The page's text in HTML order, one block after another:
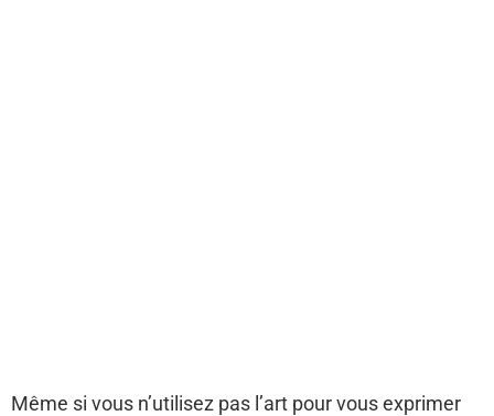
Même si vous n’utilisez pas l’art pour vous exprimer